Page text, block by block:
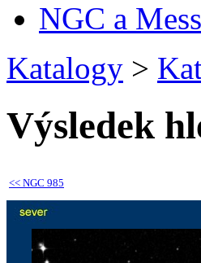
NGC a
Katalogy >
Výsledek
<< NGC 985